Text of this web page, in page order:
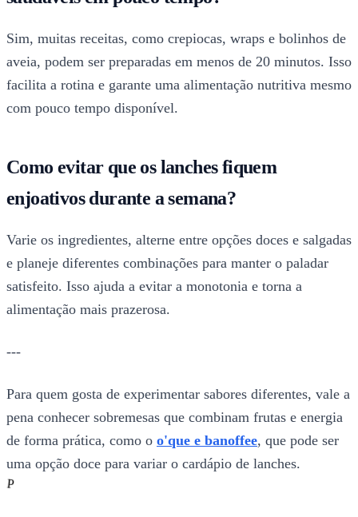
Sim, muitas receitas, como crepiocas, wraps e bolinhos de
aveia, podem ser preparadas em menos de 20 minutos. Isso
facilita a rotina e garante uma alimentação nutritiva mesmo
com pouco tempo disponível.
Como evitar que os lanches fiquem
enjoativos durante a semana?
Varie os ingredientes, alterne entre opções doces e salgadas
e planeje diferentes combinações para manter o paladar
satisfeito. Isso ajuda a evitar a monotonia e torna a
alimentação mais prazerosa.
---
Para quem gosta de experimentar sabores diferentes, vale a
pena conhecer sobremesas que combinam frutas e energia
de forma prática, como o o'que e banoffee, que pode ser
uma opção doce para variar o cardápio de lanches.
P